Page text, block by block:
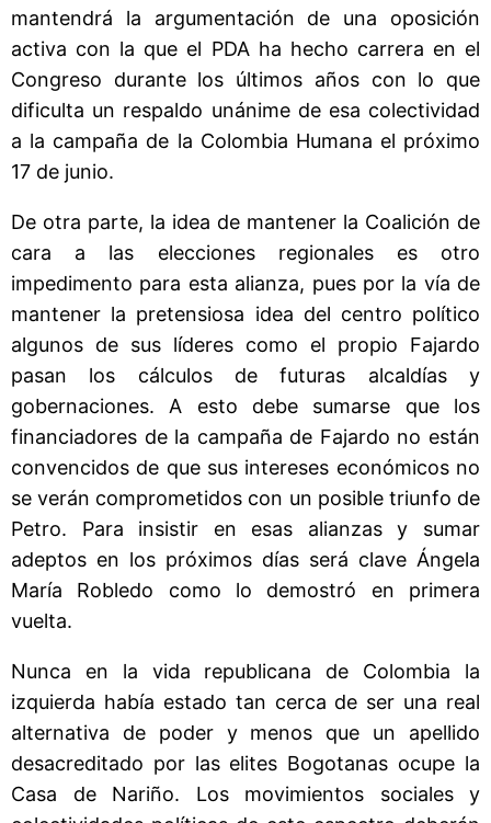
mantendrá la argumentación de una oposición
activa con la que el PDA ha hecho carrera en el
Congreso durante los últimos años con lo que
dificulta un respaldo unánime de esa colectividad
a la campaña de la Colombia Humana el próximo
17 de junio.
De otra parte, la idea de mantener la Coalición de
cara a las elecciones regionales es otro
impedimento para esta alianza, pues por la vía de
mantener la pretensiosa idea del centro político
algunos de sus líderes como el propio Fajardo
pasan los cálculos de futuras alcaldías y
gobernaciones. A esto debe sumarse que los
financiadores de la campaña de Fajardo no están
convencidos de que sus intereses económicos no
se verán comprometidos con un posible triunfo de
Petro. Para insistir en esas alianzas y sumar
adeptos en los próximos días será clave Ángela
María Robledo como lo demostró en primera
vuelta.
Nunca en la vida republicana de Colombia la
izquierda había estado tan cerca de ser una real
alternativa de poder y menos que un apellido
desacreditado por las elites Bogotanas ocupe la
Casa de Nariño. Los movimientos sociales y